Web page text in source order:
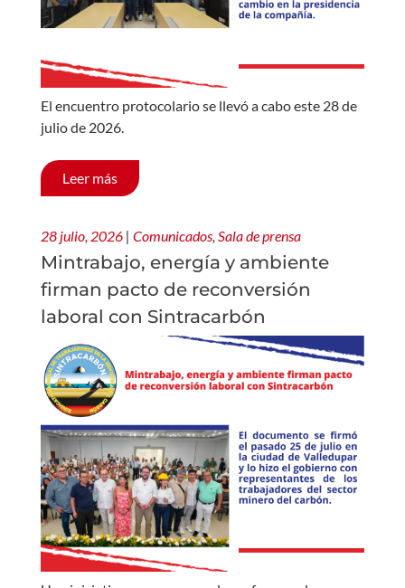
El encuentro protocolario se llevó a cabo este 28 de
julio de 2026.
Leer más
28 julio, 2026 | Comunicados Sala de prensa
Mintrabajo, energía y ambiente
firman pacto de reconversión
laboral con Sintracarbón